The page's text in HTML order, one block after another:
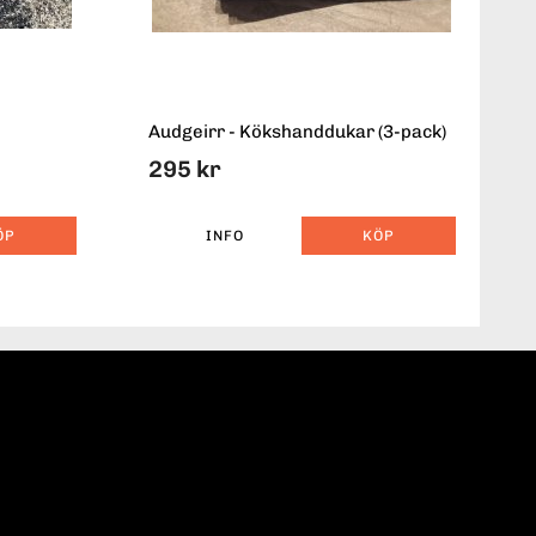
Audgeirr - Kökshanddukar (3-pack)
295 kr
INFO KÖP